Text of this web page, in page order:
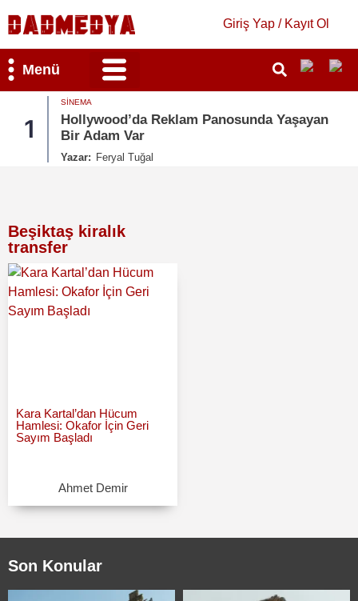
Giriş Yap / Kayıt Ol
Menü
2
Kate Beckinsale’e Acımasız Yorumlar:
Bütün Gönderileri Sildi
Yazar: Ruken Cengiz
Beşiktaş kiralık
transfer
Kara Kartal’dan Hücum
Hamlesi: Okafor İçin Geri
Sayım Başladı
Ahmet Demir
Son Konular